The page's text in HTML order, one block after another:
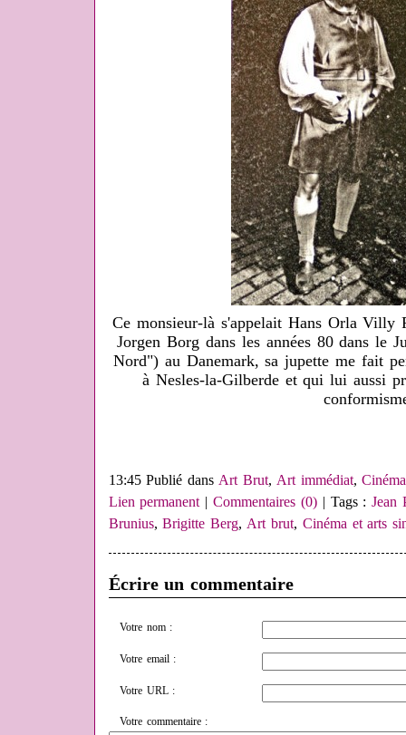
Ce monsieur-là s'appelait Hans Orla Villy
Jorgen Borg dans les années 80 dans le
Nord") au Danemark, sa jupette me fait
à Nesles-la-Gilberde et qui lui aussi
13:45 Publié dansArt Brut, Art immédiat,
Lien permanent|Commentaires (0)| Tags :Jean
Brunius,Brigitte Berg,Art brut, Cinéma et arts
Écrire un commentaire
Votre nom :
Votre email :
Votre URL :
Votre commentaire :